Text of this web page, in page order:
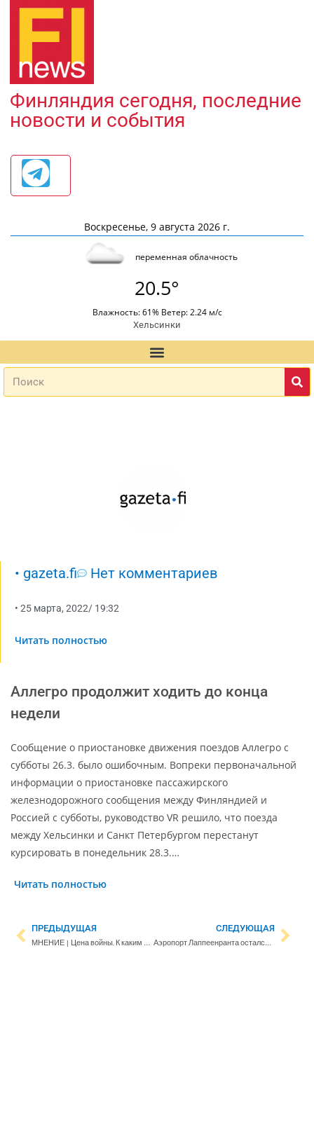
Финляндия сегодня, последние
новости и события
Воскресенье, 9 августа 2026 г.
переменная облачность
20.5°
Влажность: 61% Ветер: 2.24 м/с
Хельсинки
• gazeta.fi Нет комментариев
• 25 марта, 2022/ 19:32
Читать полностью
Аллегро продолжит ходить до конца
недели
Сообщение о приостановке движения поездов Аллегро с
субботы 26.3. было ошибочным. Вопреки первоначальной
информации о приостановке пассажирского
железнодорожного сообщения между Финляндией и
Россией с субботы, руководство VR решило, что поезда
между Хельсинки и Санкт Петербургом перестанут
курсировать в понедельник 28.3.…
Читать полностью
ПРЕДЫДУЩАЯ
МНЕНИЕ | Цена войны. К каким экономическим последствиям для Эстонии и всего мира приведет российско-украинский вооруженный конфликт
СЛЕДУЮЩАЯ
Аэропорт Лаппеенранта остался без российских туристов, но не теряет веры в будущее